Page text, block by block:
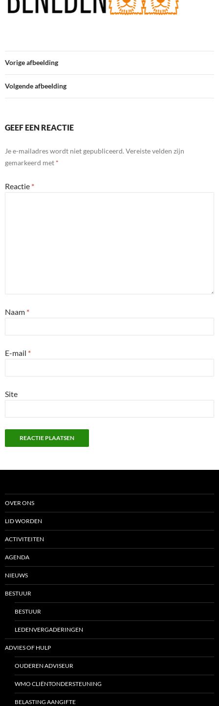
Vorige afbeelding
Volgende afbeelding
GEEF EEN REACTIE
Je e-mailadres wordt niet gepubliceerd. Vereiste velden zijn
gemarkeerd met *
Reactie *
Naam *
E-mail *
Site
OVER ONS
LID WORDEN
ACTIVITEITEN
AGENDA
NIEUWS
BESTUUR
BESTUUR
LEDENVERGADERINGEN
ADVIES OF HULP
OUDEREN ADVISEUR
WMO CLIËNTONDERSTEUNING
BELASTING AANGIFTE